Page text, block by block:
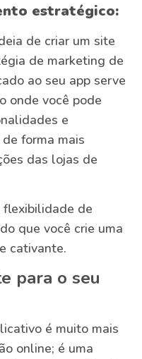
estratégico:
de criar um site
de marketing de
ao seu app serve
onde você pode
e
forma mais
das lojas de
de
que você crie uma
cativante.
para o seu
é muito mais
online; é uma